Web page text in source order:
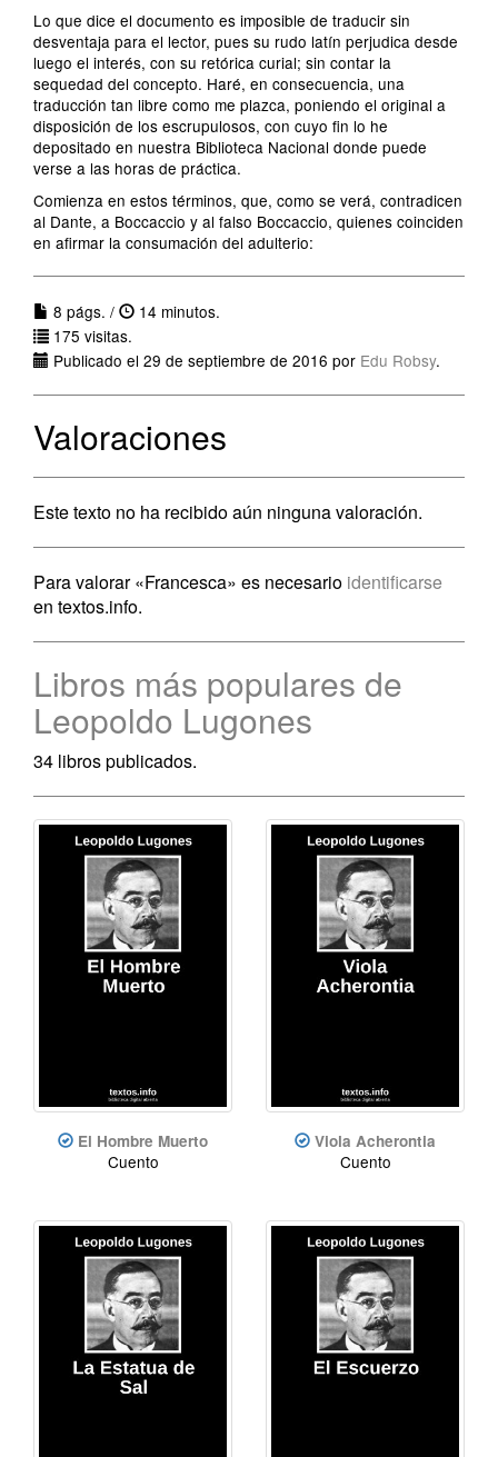
Lo que dice el documento es imposible de traducir sin
desventaja para el lector, pues su rudo latín perjudica desde
luego el interés, con su retórica curial; sin contar la
sequedad del concepto. Haré, en consecuencia, una
traducción tan libre como me plazca, poniendo el original a
disposición de los escrupulosos, con cuyo fin lo he
depositado en nuestra Biblioteca Nacional donde puede
verse a las horas de práctica.
Comienza en estos términos, que, como se verá, contradicen
al Dante, a Boccaccio y al falso Boccaccio, quienes coinciden
en afirmar la consumación del adulterio:
8 págs. /
14 minutos.
175 visitas.
Publicado el 29 de septiembre de 2016 por Edu Robsy.
Valoraciones
Este texto no ha recibido aún ninguna valoración.
Para valorar «Francesca» es necesario identificarse
en textos.info.
Libros más populares de
Leopoldo Lugones
34 libros publicados.
El Hombre Muerto
Cuento
Viola Acherontia
Cuento